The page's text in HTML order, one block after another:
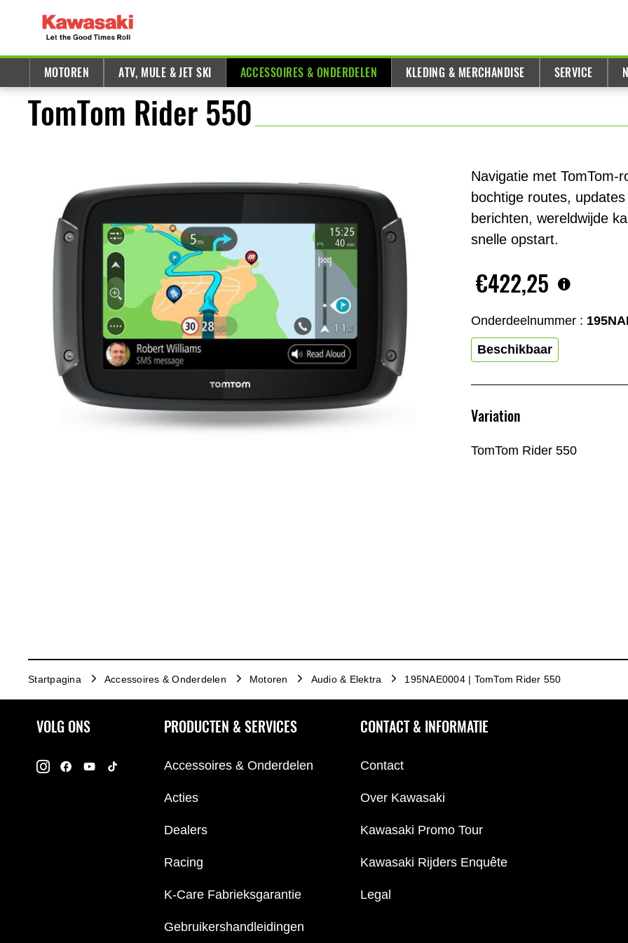
MOTOREN ATV, MULE & JET SKI ACCESSOIRES & ONDERDELEN KLEDING & MERCHANDISE SERVICE
TomTom Rider 550
Navigatie met TomTom-
bochtige routes,
berichten, wereldwijde
snelle opstart.
€422,25
Onderdeelnummer :
Beschikbaar
Variation
TomTom Rider 550
Startpagina Accessoires & Onderdelen Motoren Audio & Elektra 195NAE0004 | TomTom Rider 550
VOLG ONS PRODUCTEN & SERVICES
Accessoires & Onderdelen
Acties
Dealers
Racing
K-Care Fabrieksgarantie
Gebruikershandleidingen
CONTACT & INFORMATIE
Contact
Over Kawasaki
Kawasaki Promo Tour
Kawasaki Rijders Enquête
Legal